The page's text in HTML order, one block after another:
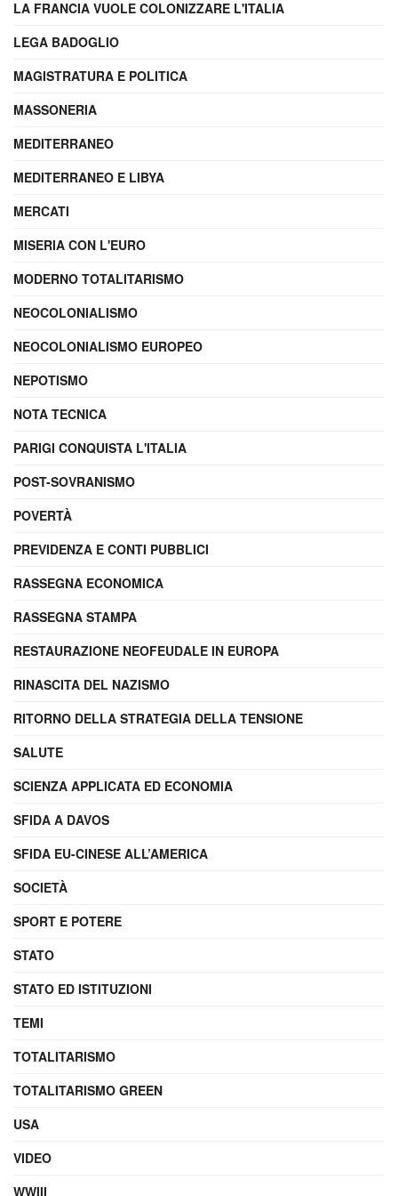
LA FRANCIA VUOLE COLONIZZARE L'ITALIA
LEGA BADOGLIO
MAGISTRATURA E POLITICA
MASSONERIA
MEDITERRANEO
MEDITERRANEO E LIBYA
MERCATI
MISERIA CON L'EURO
MODERNO TOTALITARISMO
NEOCOLONIALISMO
NEOCOLONIALISMO EUROPEO
NEPOTISMO
NOTA TECNICA
PARIGI CONQUISTA L'ITALIA
POST-SOVRANISMO
POVERTÀ
PREVIDENZA E CONTI PUBBLICI
RASSEGNA ECONOMICA
RASSEGNA STAMPA
RESTAURAZIONE NEOFEUDALE IN EUROPA
RINASCITA DEL NAZISMO
RITORNO DELLA STRATEGIA DELLA TENSIONE
SALUTE
SCIENZA APPLICATA ED ECONOMIA
SFIDA A DAVOS
SFIDA EU-CINESE ALL’AMERICA
SOCIETÀ
SPORT E POTERE
STATO
STATO ED ISTITUZIONI
TEMI
TOTALITARISMO
TOTALITARISMO GREEN
USA
VIDEO
WWIII